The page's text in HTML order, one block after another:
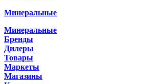
Минеральные
Минеральные
Бренды
Дилеры
Товары
Маркеты
Магазины